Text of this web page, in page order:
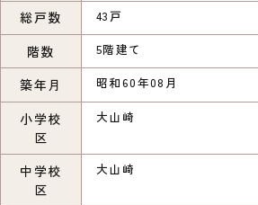
総戸数 43戸
階数 5階建て
築年月 昭和60年08月
小学校
区
大山崎
中学校
区
大山崎